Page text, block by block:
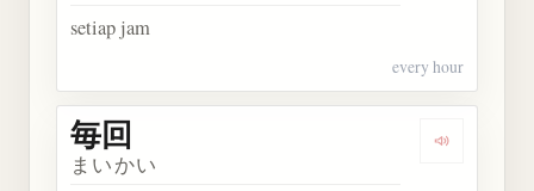
setiap jam
every hour
Dengarkan
毎回
まいかい